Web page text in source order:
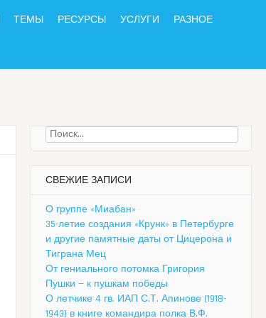
ТЕМЫ РЕСУРСЫ УСЛУГИ РАЗНОЕ
Найти:
СВЕЖИЕ ЗАПИСИ
О группе «Миабан»
35-летие создания «Крунк» в Петербурге
и другие памятные даты от Цицерона и
Тиграна Мец
От гениального потомка Григория
Пушки — к пушкам победы
О летчике 4 гв. ИАП С.Т. Апинове (1918-
1943) в книге командира полка В.Ф.